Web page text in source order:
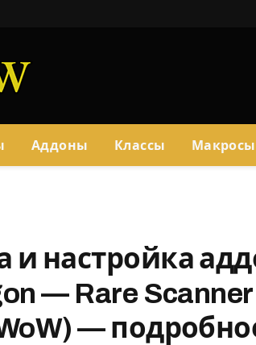
Аддоны Классы Макросы
и настройка
— Rare Scanner
—